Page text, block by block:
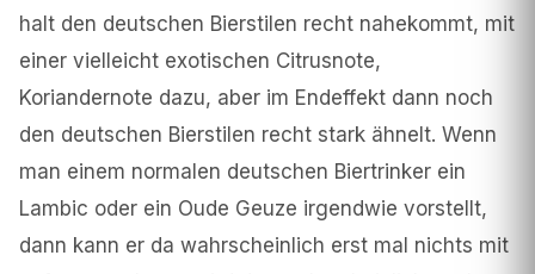
halt den deutschen Bierstilen recht nahekommt, mit
einer vielleicht exotischen Citrusnote,
Koriandernote dazu, aber im Endeffekt dann noch
den deutschen Bierstilen recht stark ähnelt. Wenn
man einem normalen deutschen Biertrinker ein
Lambic oder ein Oude Geuze irgendwie vorstellt,
dann kann er da wahrscheinlich erst mal nichts mit